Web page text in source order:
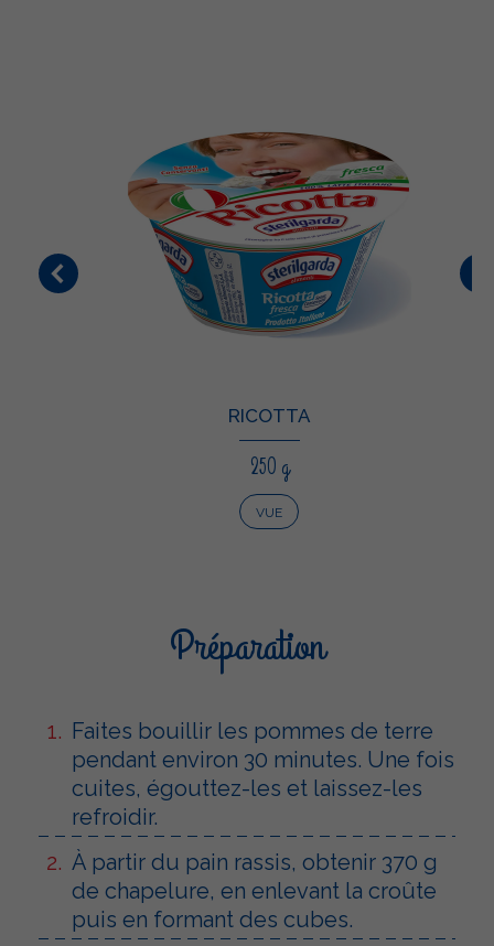
RICOTTA
250 g
VUE
Préparation
Faites bouillir les pommes de terre
pendant environ 30 minutes. Une fois
cuites, égouttez-les et laissez-les
refroidir.
À partir du pain rassis, obtenir 370 g
de chapelure, en enlevant la croûte
puis en formant des cubes.